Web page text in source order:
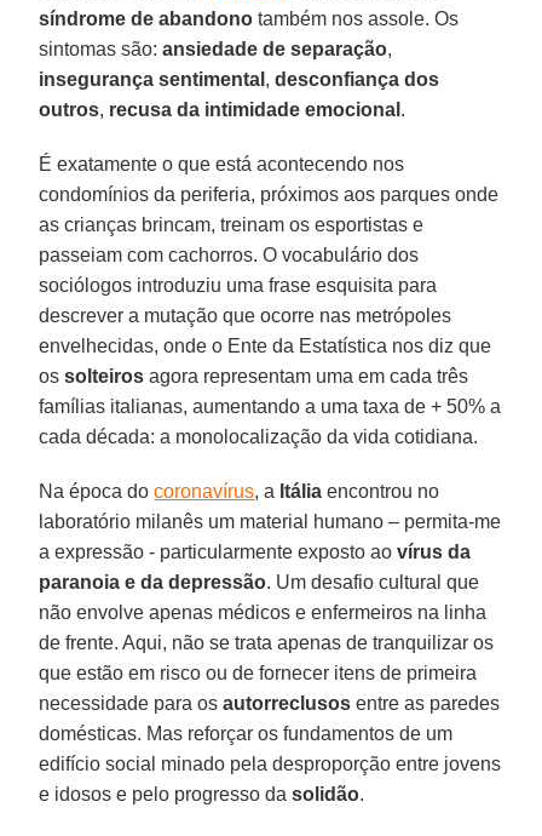
síndrome de abandono também nos assole. Os
sintomas são:ansiedade de separação,
insegurança sentimental ,desconfiança dos
outros, recusa da intimidade emocional .
É exatamente o que está acontecendo nos
condomínios da periferia, próximos aos parques onde
as crianças brincam, treinam os esportistas e
passeiam com cachorros. O vocabulário dos
sociólogos introduziu uma frase esquisita para
descrever a mutação que ocorre nas metrópoles
envelhecidas, onde o Ente da Estatística nos diz que
ossolteiros agora representam uma em cada três
famílias italianas, aumentando a uma taxa de + 50% a
cada década: a monolocalização da vida cotidiana.
Na época docoronavírus, a Itália encontrou no
laboratório milanês um material humano – permita-me
a expressão - particularmente exposto aovírus da
paranoia e da depressão. Um desafio cultural que
não envolve apenas médicos e enfermeiros na linha
de frente. Aqui, não se trata apenas de tranquilizar os
que estão em risco ou de fornecer itens de primeira
necessidade para osautorreclusos entre as paredes
domésticas. Mas reforçar os fundamentos de um
edifício social minado pela desproporção entre jovens
e idosos e pelo progresso dasolidão.